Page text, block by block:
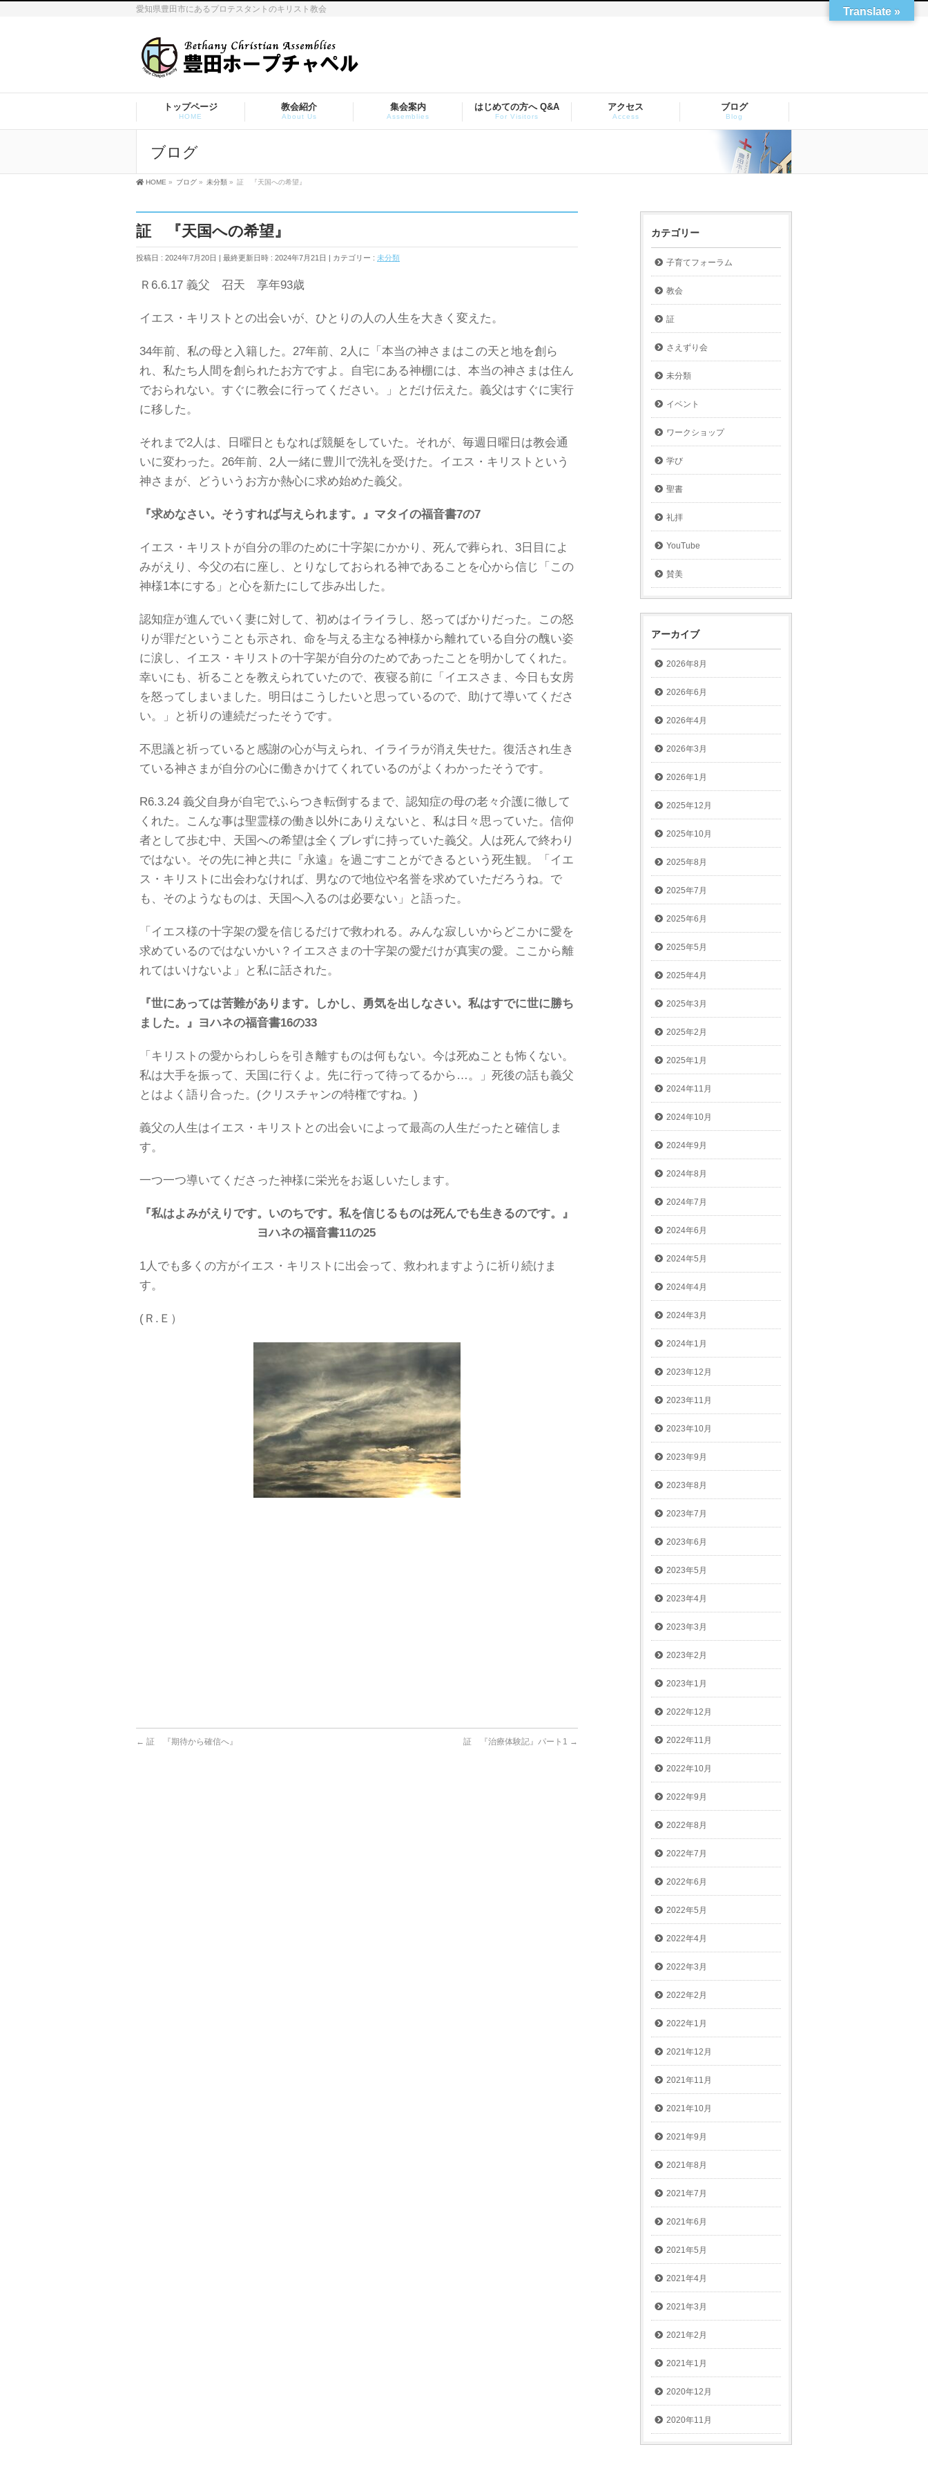
愛知県豊田市にあるプロテスタントのキリスト教会
トップページ
HOME
教会紹介
About Us
集会案内
Assemblies
はじめての方へ Q&A
For Visitors
アクセス
Access
ブログ
Blog
ブログ
HOME » ブログ » 未分類 » 証 『天国への希望』
証 『天国への希望』
投稿日 : 2024年7月20日 最終更新日時 : 2024年7月21日 カテゴリー : 未分類
Ｒ6.6.17 義父 召天 享年93歳
イエス・キリストとの出会いが、ひとりの人の人生を大きく変えた。
34年前、私の母と入籍した。27年前、2人に「本当の神さまはこの天と地を創ら
れ、私たち人間を創られたお方ですよ。自宅にある神棚には、本当の神さまは住ん
でおられない。すぐに教会に行ってください。」とだけ伝えた。義父はすぐに実行
に移した。
それまで2人は、日曜日ともなれば競艇をしていた。それが、毎週日曜日は教会通
いに変わった。26年前、2人一緒に豊川で洗礼を受けた。イエス・キリストという
神さまが、どういうお方か熱心に求め始めた義父。
『求めなさい。そうすれば与えられます。』マタイの福音書7の7
イエス・キリストが自分の罪のために十字架にかかり、死んで葬られ、3日目によ
みがえり、今父の右に座し、とりなしておられる神であることを心から信じ「この
神様1本にする」と心を新たにして歩み出した。
認知症が進んでいく妻に対して、初めはイライラし、怒ってばかりだった。この怒
りが罪だということも示され、命を与える主なる神様から離れている自分の醜い姿
に涙し、イエス・キリストの十字架が自分のためであったことを明かしてくれた。
幸いにも、祈ることを教えられていたので、夜寝る前に「イエスさま、今日も女房
を怒ってしまいました。明日はこうしたいと思っているので、助けて導いてくださ
い。」と祈りの連続だったそうです。
不思議と祈っていると感謝の心が与えられ、イライラが消え失せた。復活され生き
ている神さまが自分の心に働きかけてくれているのがよくわかったそうです。
R6.3.24 義父自身が自宅でふらつき転倒するまで、認知症の母の老々介護に徹して
くれた。こんな事は聖霊様の働き以外にありえないと、私は日々思っていた。信仰
者として歩む中、天国への希望は全くブレずに持っていた義父。人は死んで終わり
ではない。その先に神と共に『永遠』を過ごすことができるという死生観。「イエ
ス・キリストに出会わなければ、男なので地位や名誉を求めていただろうね。で
も、そのようなものは、天国へ入るのは必要ない」と語った。
「イエス様の十字架の愛を信じるだけで救われる。みんな寂しいからどこかに愛を
求めているのではないかい？イエスさまの十字架の愛だけが真実の愛。ここから離
れてはいけないよ」と私に話された。
『世にあっては苦難があります。しかし、勇気を出しなさい。私はすでに世に勝ち
ました。』 ヨハネの福音書16の33
「キリストの愛からわしらを引き離すものは何もない。今は死ぬことも怖くない。
私は大手を振って、天国に行くよ。先に行って待ってるから…。」死後の話も義父
とはよく語り合った。(クリスチャンの特権ですね。)
義父の人生はイエス・キリストとの出会いによって最高の人生だったと確信しま
す。
一つ一つ導いてくださった神様に栄光をお返しいたします。
『私はよみがえりです。いのちです。私を信じるものは死んでも生きるのです。』
ヨハネの福音書11の25
1人でも多くの方がイエス・キリストに出会って、救われますように祈り続けま
す。
(Ｒ.Ｅ）
← 証 『期待から確信へ』 証 『治療体験記』パート1 →
カテゴリー
子育てフォーラム
教会
証
さえずり会
未分類
イベント
ワークショップ
学び
聖書
礼拝
YouTube
賛美
アーカイブ
2026年8月
2026年6月
2026年4月
2026年3月
2026年1月
2025年12月
2025年10月
2025年8月
2025年7月
2025年6月
2025年5月
2025年4月
2025年3月
2025年2月
2025年1月
2024年11月
2024年10月
2024年9月
2024年8月
2024年7月
2024年6月
2024年5月
2024年4月
2024年3月
2024年1月
2023年12月
2023年11月
2023年10月
2023年9月
2023年8月
2023年7月
2023年6月
2023年5月
2023年4月
2023年3月
2023年2月
2023年1月
2022年12月
2022年11月
2022年10月
2022年9月
2022年8月
2022年7月
2022年6月
2022年5月
2022年4月
2022年3月
2022年2月
2022年1月
2021年12月
2021年11月
2021年10月
2021年9月
2021年8月
2021年7月
2021年6月
2021年5月
2021年4月
2021年3月
2021年2月
2021年1月
2020年12月
2020年11月
Translate »